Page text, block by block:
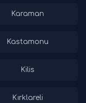
Karaman
Kastamonu
Kilis
Kırklareli